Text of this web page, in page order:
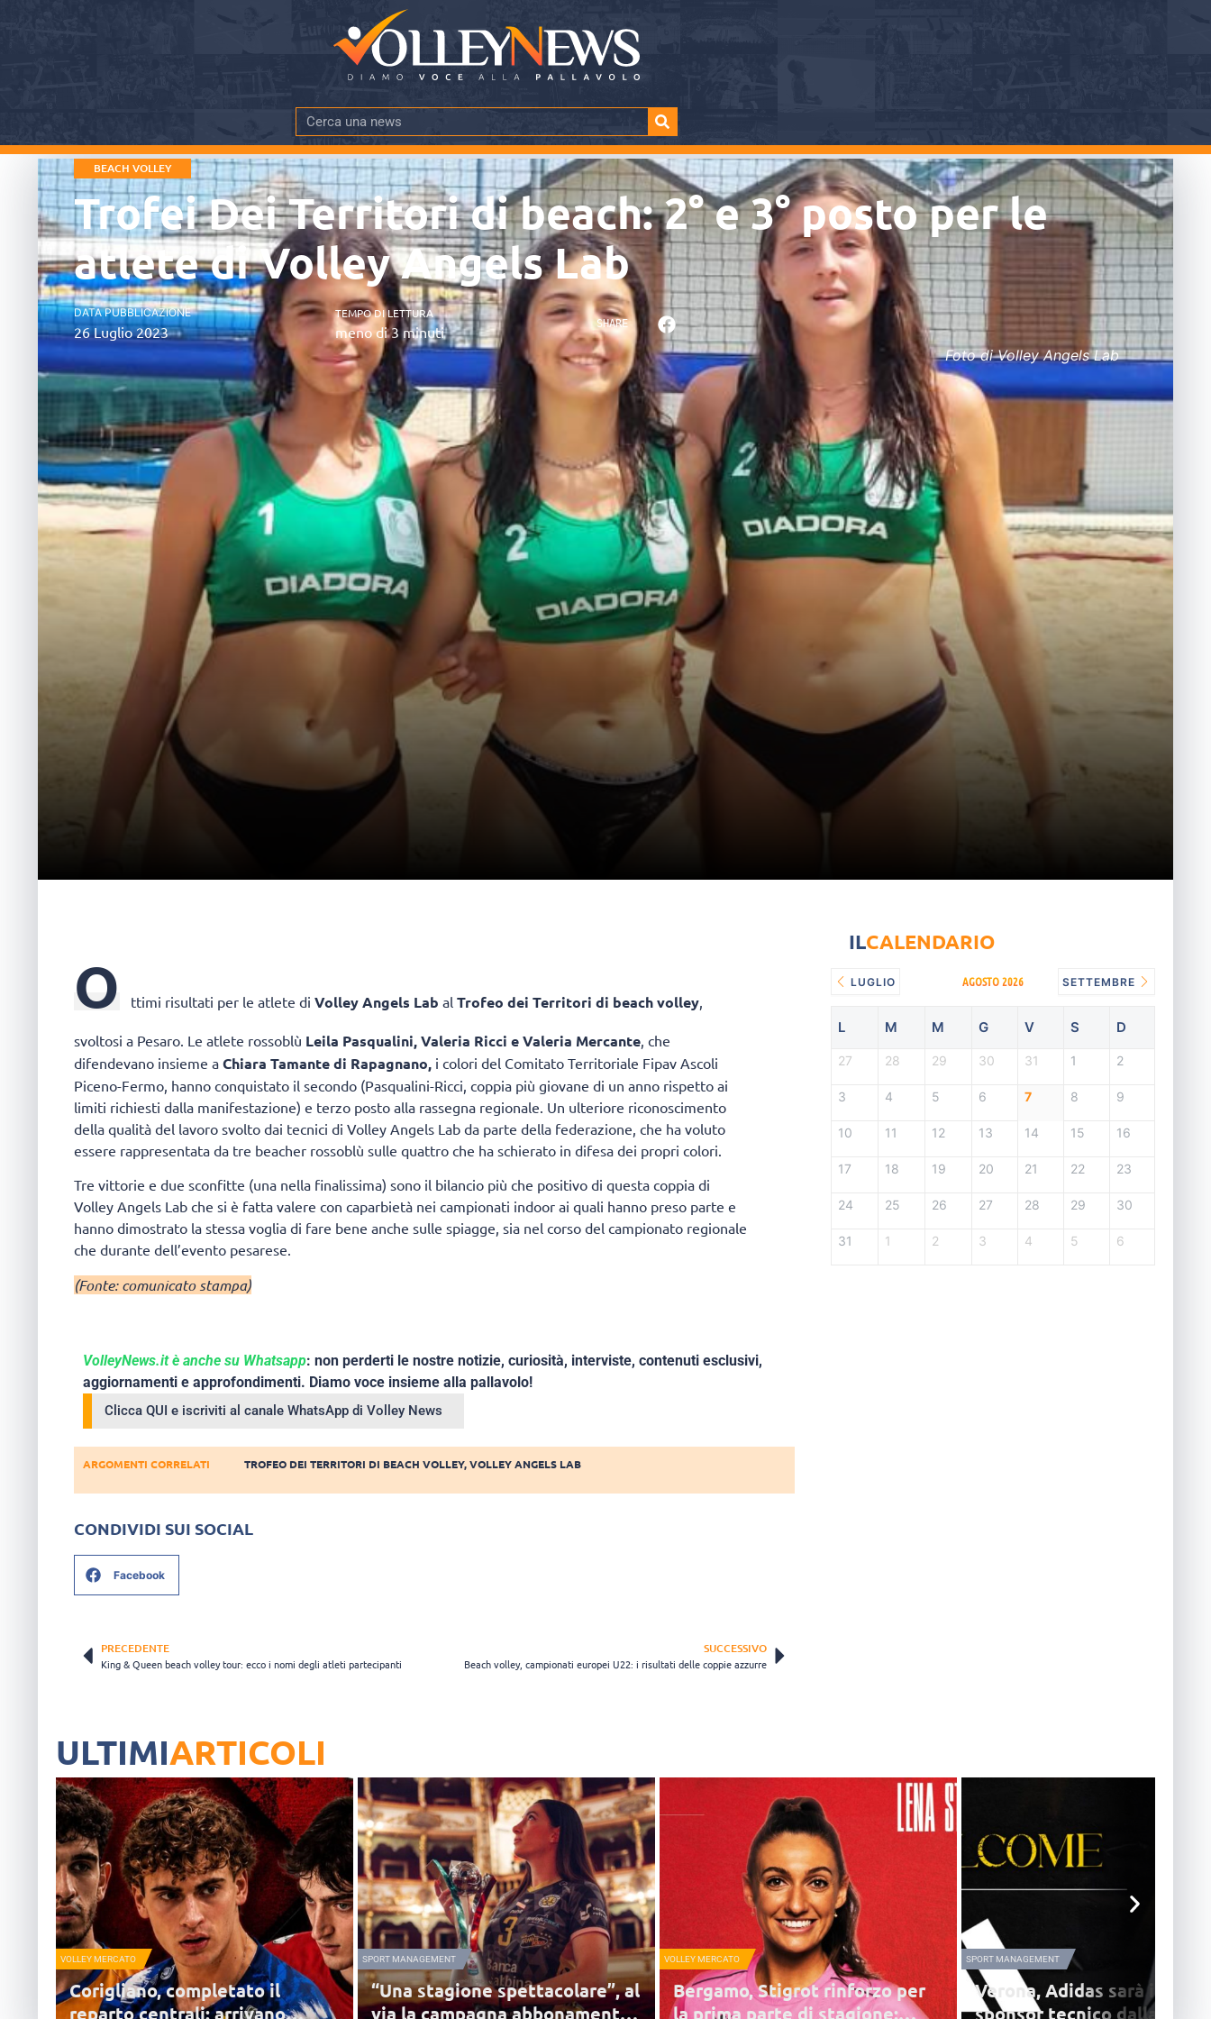
BEACH VOLLEY
Trofei Dei Territori di beach: 2° e 3° posto per le
atlete di Volley Angels Lab
DATA PUBBLICAZIONE
26 Luglio 2023
TEMPO DI LETTURA
meno di 3 minuti SHARE
Foto di Volley Angels Lab
O ttimi risultati per le atlete di Volley Angels Lab al Trofeo dei Territori di beach volley
svoltosi a Pesaro. Le atlete rossoblù Leila Pasqualini, Valeria Ricci e Valeria Mercante , che
difendevano insieme a Chiara Tamante di Rapagnano, i colori del Comitato Territoriale Fipav Ascoli
Piceno-Fermo, hanno conquistato il secondo (Pasqualini-Ricci, coppia più giovane di un anno rispetto ai
limiti richiesti dalla manifestazione) e terzo posto alla rassegna regionale. Un ulteriore riconoscimento
della qualità del lavoro svolto dai tecnici di Volley Angels Lab da parte della federazione, che ha voluto
essere rappresentata da tre beacher rossoblù sulle quattro che ha schierato in difesa dei propri colori.
Tre vittorie e due sconfitte (una nella finalissima) sono il bilancio più che positivo di questa coppia di
Volley Angels Lab che si è fatta valere con caparbietà nei campionati indoor ai quali hanno preso parte e
hanno dimostrato la stessa voglia di fare bene anche sulle spiagge, sia nel corso del campionato regionale
che durante dell’evento pesarese.
(Fonte: comunicato stampa)
VolleyNews.it è anche su Whatsapp: non perderti le nostre notizie, curiosità, interviste, contenuti esclusivi,
aggiornamenti e approfondimenti. Diamo voce insieme alla pallavolo!
Clicca QUI e iscriviti al canale WhatsApp di Volley News
ARGOMENTI CORRELATI TROFEO DEI TERRITORI DI BEACH VOLLEY,VOLLEY ANGELS LAB
CONDIVIDI SUI SOCIAL
Facebook
PRECEDENTE
King & Queen beach volley tour: ecco i nomi degli atleti partecipanti
SUCCESSIVO
Beach volley, campionati europei U22: i risultati delle coppie azzurre
ILCALENDARIO
LUGLIO AGOSTO 2026 SETTEMBRE
L M M G V S D
27 28 29 30 31 1 2
3 4 5 6 7 8 9
10 11 12 13 14 15 16
17 18 19 20 21 22 23
24 25 26 27 28 29 30
31 1 2 3 4 5 6
ULTIMIARTICOLI
VOLLEY MERCATO
Corigliano, completato il
reparto centrali: arrivano
SPORT MANAGEMENT
“Una stagione spettacolare”, al
via la campagna abbonamenti
VOLLEY MERCATO
Bergamo, Stigrot rinforzo per
la prima parte di stagione:
SPORT MANAGEMENT
Verona, Adidas sarà il
sponsor tecnico dalla